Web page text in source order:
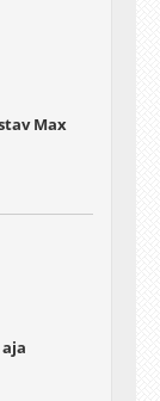
Max